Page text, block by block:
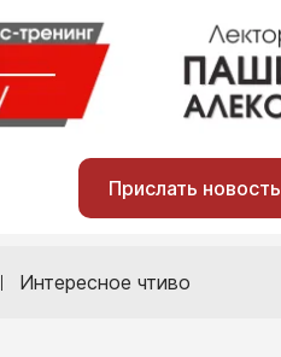
Прислать новость
Интересное чтиво